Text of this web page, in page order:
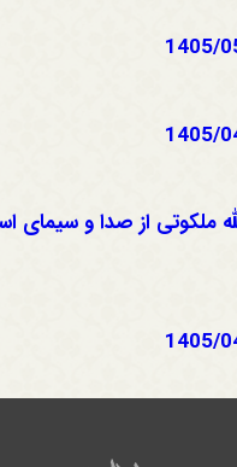
ملکوتی از صدا و سیمای